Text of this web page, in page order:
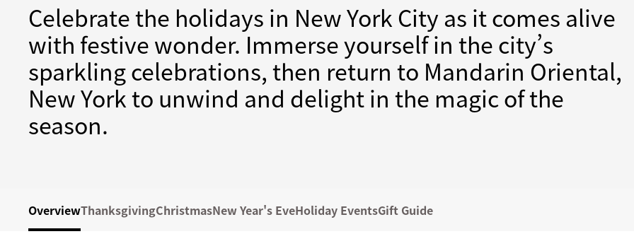
Celebrate the holidays in New York City as it comes alive
with festive wonder. Immerse yourself in the city’s
sparkling celebrations, then return to Mandarin Oriental,
New York to unwind and delight in the magic of the
season.
OverviewThanksgivingChristmasNew Year's EveHoliday EventsGift Guide